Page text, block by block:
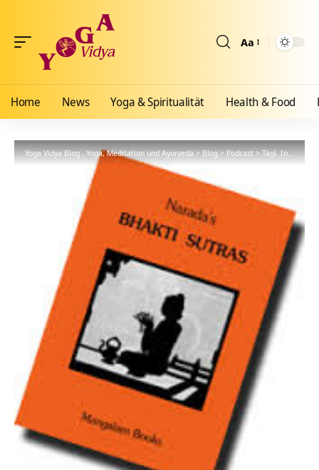
Aa
Home News Yoga & Spiritualität Health & Food
Yoga Vidya Blog - Yoga, Meditation und Ayurveda>Blog>Podcast>Tägl. Inspiration